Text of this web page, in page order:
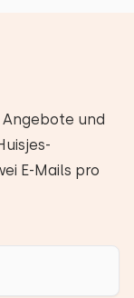
Angebote und
E-Mails pro